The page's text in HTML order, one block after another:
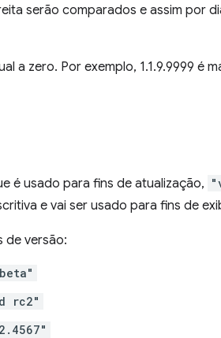
serão comparados e assim por
a zero. Por exemplo, 1.1.9.9999 é
é usado para fins de atualização,
e vai ser usado para fins de
de versão:
rc2"